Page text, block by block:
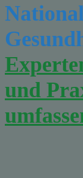
und